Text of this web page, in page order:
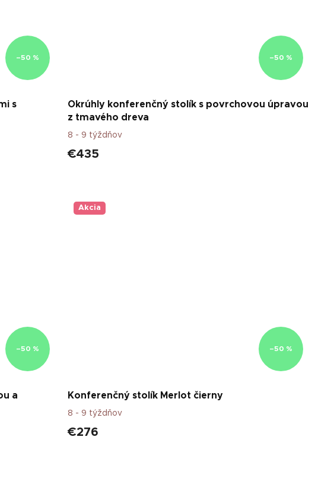
–50 %
s
–50 %
Okrúhly konferenčný stolík s povrchovou úpravou
z tmavého dreva
8 - 9 týždňov
€435
–50 %
a
Akcia
–50 %
Konferenčný stolík Merlot čierny
8 - 9 týždňov
€276